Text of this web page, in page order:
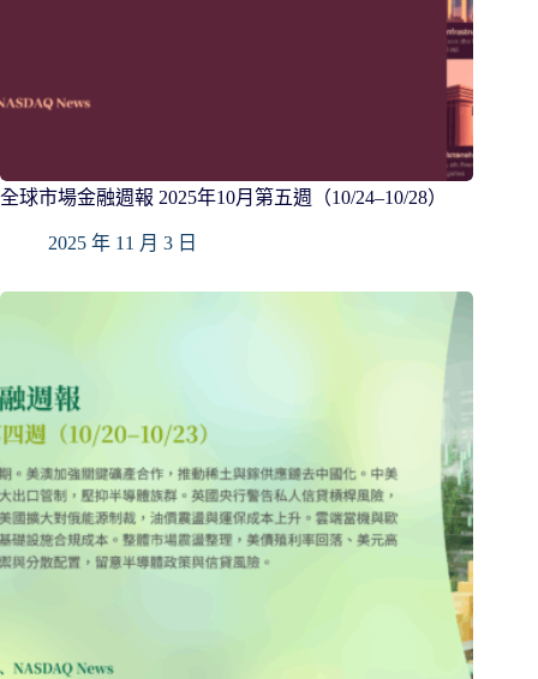
全球市場金融週報 2025年10月第五週（10/24–10/28）
2025 年 11 月 3 日